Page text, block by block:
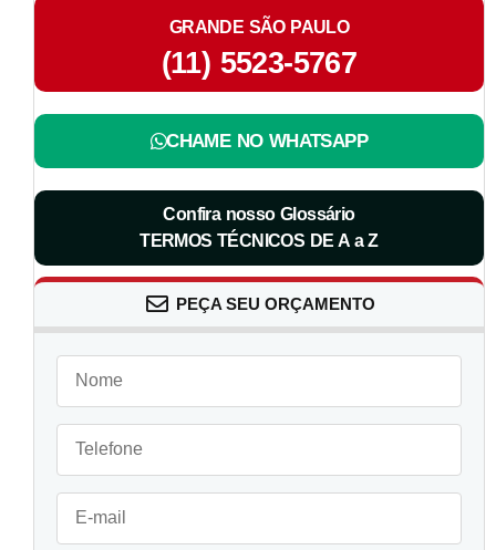
GRANDE SÃO PAULO
(11) 5523-5767
CHAME NO WHATSAPP
Confira nosso Glossário
TERMOS TÉCNICOS DE A a Z
PEÇA SEU ORÇAMENTO